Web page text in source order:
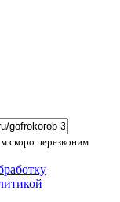
скоро перезвоним